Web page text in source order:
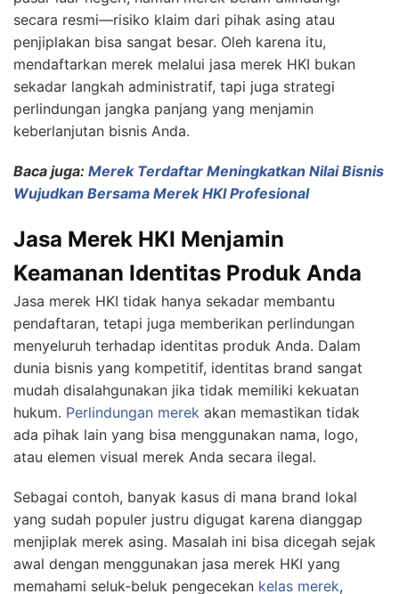
secara resmi—risiko klaim dari pihak asing atau
penjiplakan bisa sangat besar. Oleh karena itu,
mendaftarkan merek melalui jasa merek HKI bukan
sekadar langkah administratif, tapi juga strategi
perlindungan jangka panjang yang menjamin
keberlanjutan bisnis Anda.
Baca juga: Merek Terdaftar Meningkatkan Nilai Bisnis
Wujudkan Bersama Merek HKI Profesional
Jasa Merek HKI Menjamin
Keamanan Identitas Produk Anda
Jasa merek HKI tidak hanya sekadar membantu
pendaftaran, tetapi juga memberikan perlindungan
menyeluruh terhadap identitas produk Anda. Dalam
dunia bisnis yang kompetitif, identitas brand sangat
mudah disalahgunakan jika tidak memiliki kekuatan
hukum. Perlindungan merek akan memastikan tidak
ada pihak lain yang bisa menggunakan nama, logo,
atau elemen visual merek Anda secara ilegal.
Sebagai contoh, banyak kasus di mana brand lokal
yang sudah populer justru digugat karena dianggap
menjiplak merek asing. Masalah ini bisa dicegah sejak
awal dengan menggunakan jasa merek HKI yang
memahami seluk-beluk pengecekan kelas merek,